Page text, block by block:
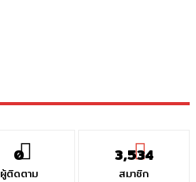
0
ผู้ติดตาม
3,534
สมาชิก